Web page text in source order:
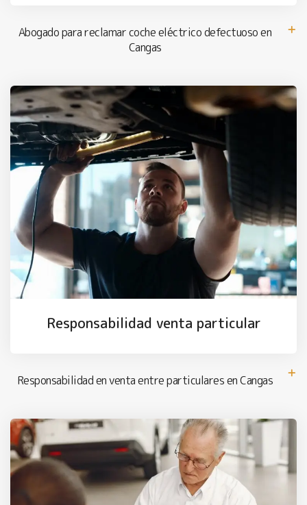
Abogado para reclamar coche eléctrico defectuoso en
Cangas
Responsabilidad venta particular
Responsabilidad en venta entre particulares en Cangas